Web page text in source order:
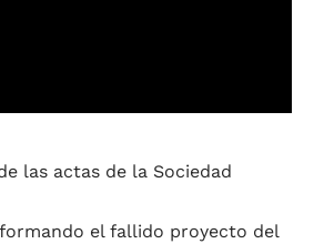
las actas de la Sociedad
el fallido proyecto del